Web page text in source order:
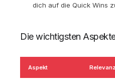
dich auf die Quick Wins
Die wichtigsten
Aspekt Relevanz